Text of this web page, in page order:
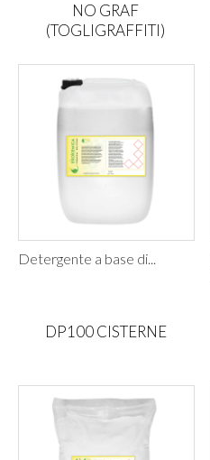
NO GRAF
(TOGLIGRAFFITI)
Detergente a base di...
DP100 CISTERNE